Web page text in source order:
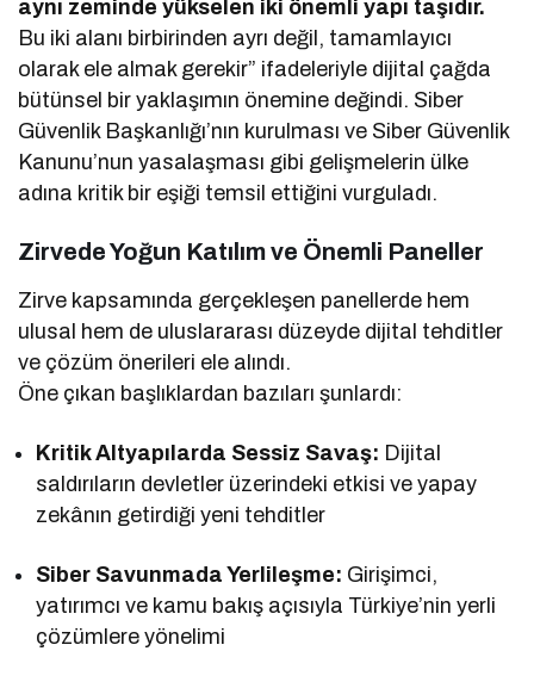
aynı zeminde yükselen iki önemli yapı taşıdır.
Bu iki alanı birbirinden ayrı değil, tamamlayıcı
olarak ele almak gerekir” ifadeleriyle dijital çağda
bütünsel bir yaklaşımın önemine değindi. Siber
Güvenlik Başkanlığı’nın kurulması ve Siber Güvenlik
Kanunu’nun yasalaşması gibi gelişmelerin ülke
adına kritik bir eşiği temsil ettiğini vurguladı.
Zirvede Yoğun Katılım ve Önemli Paneller
Zirve kapsamında gerçekleşen panellerde hem
ulusal hem de uluslararası düzeyde dijital tehditler
ve çözüm önerileri ele alındı.
Öne çıkan başlıklardan bazıları şunlardı:
Kritik Altyapılarda Sessiz Savaş: Dijital
saldırıların devletler üzerindeki etkisi ve yapay
zekânın getirdiği yeni tehditler
Siber Savunmada Yerlileşme: Girişimci,
yatırımcı ve kamu bakış açısıyla Türkiye’nin yerli
çözümlere yönelimi